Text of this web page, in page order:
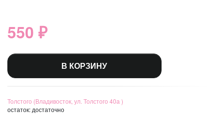
550 ₽
В КОРЗИНУ
Толстого (Владивосток, ул. Толстого 40а )
остаток: достаточно